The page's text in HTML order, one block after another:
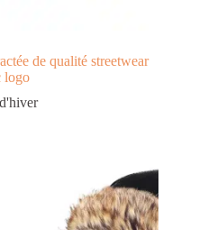
de qualité streetwear
logo